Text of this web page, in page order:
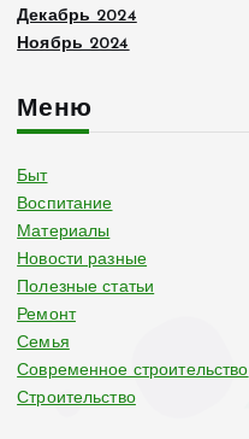
Декабрь 2024
Ноябрь 2024
Меню
Быт
Воспитание
Материалы
Новости разные
Полезные статьи
Ремонт
Семья
Современное строительство
Строительство